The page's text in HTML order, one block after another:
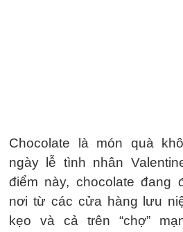
Chocolate là món quà
ngày lễ tình nhân
điểm này, chocolate đang
nơi từ các cửa hàng lưu
kẹo và cả trên “chợ”